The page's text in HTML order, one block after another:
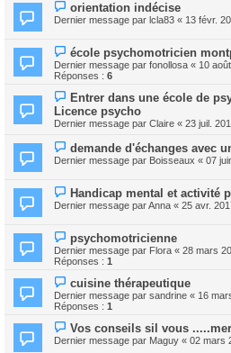
orientation indécise
Dernier message par lcla83 « 13 févr.
école psychomotricien
Dernier message par fonollosa « 10
Réponses : 6
Entrer dans une école de
Licence psycho
Dernier message par Claire « 23 juil.
demande d'échanges avec
Dernier message par Boisseaux « 07
Handicap mental et activité
Dernier message parAnna « 25 avr.
psychomotricienne
Dernier message par Flora « 28 mars
Réponses : 1
cuisine thérapeutique
Dernier message par sandrine « 16
Réponses : 1
Vos conseils sil vous
Dernier message par Maguy « 02 mars